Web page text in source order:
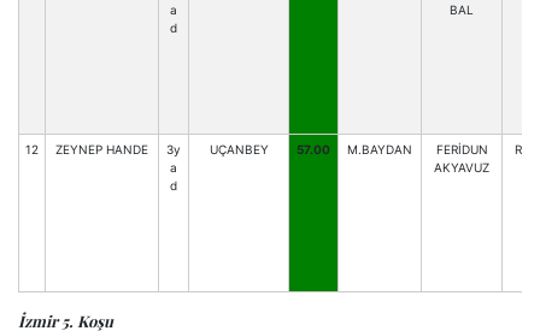
a
d
BAL
12 ZEYNEP HANDE
3y
a
d
UÇANBEY 57.00 M.BAYDAN
FERİDUN
AKYAVUZ
İzmir 5. Koşu